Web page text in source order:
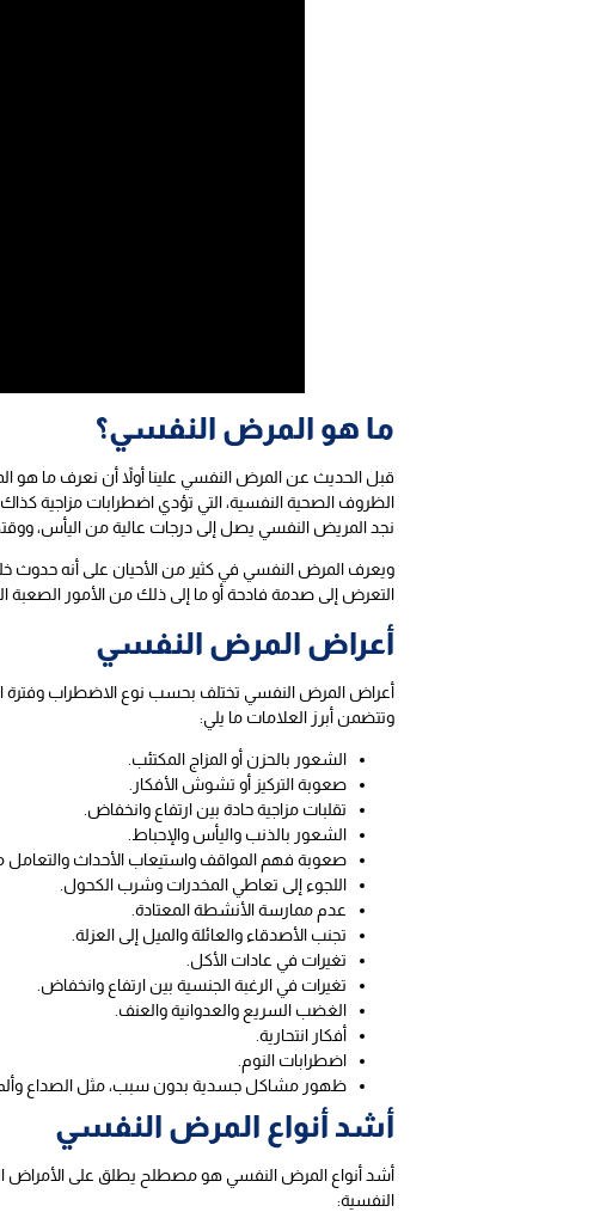
ما هو المرض النفسي؟
قبل الحديث عن المرض النفسي علينا أولاً أن نعرف ما
الظروف الصحية النفسية، التي تؤدي اضطرابات مزاجية
نجد المريض النفسي يصل إلى درجات عالية من اليأس،
ويعرف المرض النفسي في كثير من الأحيان على أنه حدوث
التعرض إلى صدمة فادحة أو ما إلى ذلك من الأمور الصعبة
أعراض المرض النفسي
أعراض المرض النفسي تختلف بحسب نوع الاضطراب وفترة
وتتضمن أبرز العلامات ما يلي:
الشعور بالحزن أو المزاج المكتئب.
صعوبة التركيز أو تشوش الأفكار.
تقلبات مزاجية حادة بين ارتفاع وانخفاض.
الشعور بالذنب واليأس والإحباط.
صعوبة فهم المواقف واستيعاب الأحداث والتعامل
اللجوء إلى تعاطي المخدرات وشرب الكحول.
عدم ممارسة الأنشطة المعتادة.
تجنب الأصدقاء والعائلة والميل إلى العزلة.
تغيرات في عادات الأكل.
تغيرات في الرغبة الجنسية بين ارتفاع وانخفاض.
الغضب السريع والعدوانية والعنف.
أفكار انتحارية.
اضطرابات النوم.
ظهور مشاكل جسدية بدون سبب، مثل الصداع وألم
أشد أنواع المرض النفسي
أشد أنواع المرض النفسي هو مصطلح يطلق على الأمراض
النفسية: